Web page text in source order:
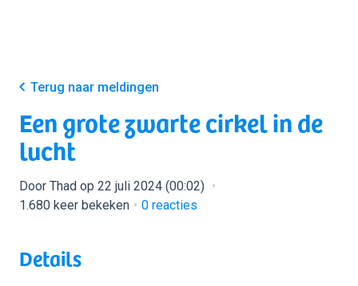
Terug naar meldingen
Een grote zwarte cirkel in de
lucht
Door Thad op 22 juli 2024 (00:02)
1.680 keer bekeken
0 reacties
Details